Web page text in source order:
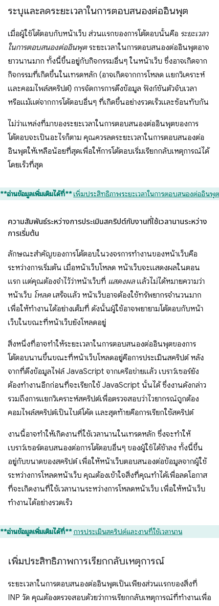
ระบุและลดระยะเวลาในการตอบสนองต่ออินพุต
เมื่อผู้ใช้โต้ตอบกับหน้าเว็บ ส่วนแรกของการโต้ตอบนั้นคือ ระยะเวลา
ในการตอบสนองต่ออินพุตระยะเวลาในการตอบสนองต่ออินพุตอาจ
ยาวนานมาก ทั้งนี้ขึ้นอยู่กับกิจกรรมอื่นๆ ในหน้าเว็บ ซึ่งอาจเกิดจาก
กิจกรรมที่เกิดขึ้นในเทรดหลัก (อาจเกิดจากการโหลด แยกวิเคราะห์
และคอมไพล์สคริปต์) การจัดการการดึงข้อมูล ฟังก์ชันตัวจับเวลา
หรือแม้แต่จากการโต้ตอบอื่นๆ ที่เกิดขึ้นอย่างรวดเร็วและซ้อนทับกัน
ไม่ว่าแหล่งที่มาของระยะเวลาในการตอบสนองต่ออินพุตของการ
โต้ตอบจะเป็นอะไรก็ตาม คุณควรลดระยะเวลาในการตอบสนองต่อ
อินพุตให้เหลือน้อยที่สุดเพื่อให้การโต้ตอบเริ่มเรียกกลับเหตุการณ์ได้
โดยเร็วที่สุด
**อ่านข้อมูลเพิ่มเติมได้ที่**เพิ่มประสิทธิภาพระยะเวลาในการตอบสนองต่ออินพุต
ความสัมพันธ์ระหว่างการประเมินสคริปต์กับงานที่ใช้เวลานานระหว่าง
การเริ่มต้น
ลักษณะสำคัญของการโต้ตอบในวงจรการทำงานของหน้าเว็บคือ
ระหว่างการเริ่มต้น เมื่อหน้าเว็บโหลด หน้าเว็บจะแสดงผลในตอน
แรก แต่คุณต้องจำไว้ว่าหน้าเว็บที่ แสดงผลแล้วไม่ได้หมายความว่า
หน้าเว็บ โหลด เสร็จแล้ว หน้าเว็บอาจต้องใช้ทรัพยากรจำนวนมาก
เพื่อให้ทำงานได้อย่างเต็มที่ ดังนั้นผู้ใช้อาจพยายามโต้ตอบกับหน้า
เว็บในขณะที่หน้าเว็บยังโหลดอยู่
สิ่งหนึ่งที่อาจทำให้ระยะเวลาในการตอบสนองต่ออินพุตของการ
โต้ตอบนานขึ้นขณะที่หน้าเว็บโหลดอยู่คือการประเมินสคริปต์ หลัง
จากที่ดึงข้อมูลไฟล์ JavaScript จากเครือข่ายแล้ว เบราว์เซอร์ยัง
ต้องทำงานอีกก่อนที่จะเรียกใช้ JavaScript นั้นได้ ซึ่งงานดังกล่าว
รวมถึงการแยกวิเคราะห์สคริปต์เพื่อตรวจสอบว่าไวยากรณ์ถูกต้อง
คอมไพล์สคริปต์เป็นไบต์โค้ด และสุดท้ายคือการเรียกใช้สคริปต์
งานนี้อาจทำให้เกิดงานที่ใช้เวลานานในเทรดหลัก ซึ่งจะทำให้
เบราว์เซอร์ตอบสนองต่อการโต้ตอบอื่นๆ ของผู้ใช้ได้ช้าลง ทั้งนี้ขึ้น
อยู่กับขนาดของสคริปต์ เพื่อให้หน้าเว็บตอบสนองต่อข้อมูลจากผู้ใช้
ระหว่างการโหลดหน้าเว็บ คุณต้องเข้าใจสิ่งที่คุณทำได้เพื่อลดโอกาส
ที่จะเกิดงานที่ใช้เวลานานระหว่างการโหลดหน้าเว็บ เพื่อให้หน้าเว็บ
ทำงานได้อย่างรวดเร็ว
**อ่านข้อมูลเพิ่มเติมได้ที่** การประเมินสคริปต์และงานที่ใช้เวลานาน
เพิ่มประสิทธิภาพการเรียกกลับเหตุการณ์
ระยะเวลาในการตอบสนองต่ออินพุตเป็นเพียงส่วนแรกของสิ่งที่
INP วัด คุณต้องตรวจสอบด้วยว่าการเรียกกลับเหตุการณ์ที่ทำงานเพื่อ